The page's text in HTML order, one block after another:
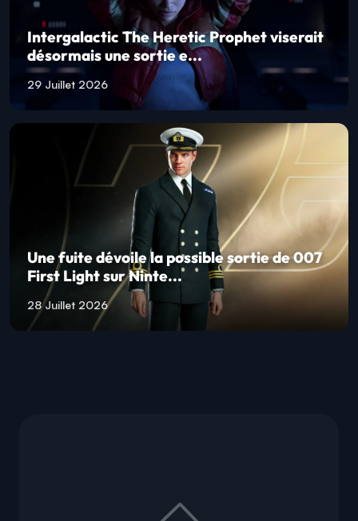
Intergalactic The Heretic Prophet viserait
désormais une sortie e...
29 Juillet 2026
Une fuite dévoile la possible sortie de 007
First Light sur Ninte...
28 Juillet 2026